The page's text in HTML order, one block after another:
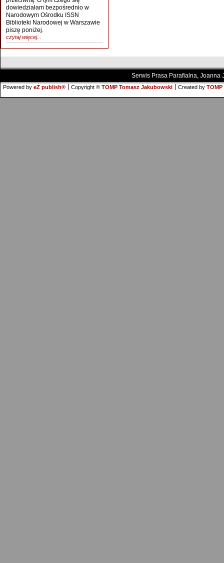
dowiedziałam bezpośrednio w
Narodowym Ośrodku ISSN
Biblioteki Narodowej w Warszawie
piszę poniżej.
czytaj więcej...
Serwis Prasa Parafialna, Joanna
Powered by eZ publish® Copyright © TOMP Tomasz Jakubowski Created by TOMP